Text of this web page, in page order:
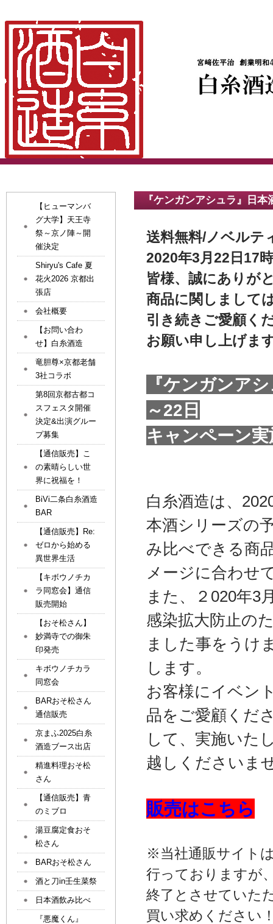
『ケンガンアシュラ』日
送料無料/ノベルテ
​2020年3月22日17
皆様、誠にありが
商品に関しまして
引き続きご愛顧く
お願い申し上げま
『ケンガンア
～22日
キャンペーン
白糸酒造は、
本酒シリーズの
み比べできる商
メージに合わせ
また、２020年3
感染拡大防止の
ました事をうけ
します。
お客様にイベン
品をご愛顧くだ
して、実施いた
越しくださいま
販売はこちら
※当社通販サイト
行っておりますが
終了とさせていた
買い求めください
【ヒューマンバ
グ大学】天王寺
祭～京ノ陣～開
催決定
Shiryu's Cafe 夏
花火2026 京都出
張店
会社概要
【お問い合わ
せ】白糸酒造
竜胆尊×京都老舗
3社コラボ
第8回京都古都コ
スフェスタ開催
決定&出演グルー
プ募集
【通信販売】こ
の素晴らしい世
界に祝福を！
BiVi二条白糸酒造
BAR
【通信販売】Re:
ゼロから始める
異世界生活
【キボウノチカ
ラ同窓会】通信
販売開始
【おそ松さん】
妙満寺での御朱
印発売
キボウノチカラ
同窓会
BARおそ松さん
通信販売
京まふ2025白糸
酒造ブース出店
精進料理おそ松
さん
【通信販売】青
のミブロ
湯豆腐定食おそ
松さん
BARおそ松さん
酒と刀in壬生菜祭
日本酒飲み比べ
『悪魔くん』